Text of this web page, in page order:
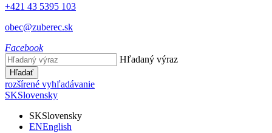
+421 43 5395 103
obec@zuberec.sk
Facebook
Hľadaný výraz
Hľadať
rozšírené vyhľadávanie
SKSlovensky
SKSlovensky
ENEnglish